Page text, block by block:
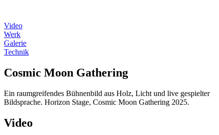
Video
Werk
Galerie
Technik
Cosmic Moon Gathering
Ein raumgreifendes Bühnenbild aus Holz, Licht und live gespielter
Bildsprache. Horizon Stage, Cosmic Moon Gathering 2025.
Video